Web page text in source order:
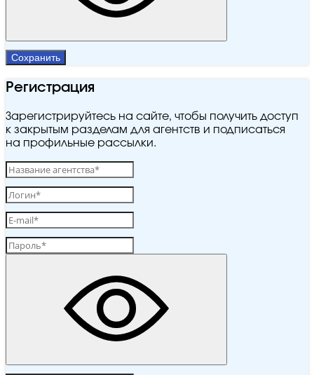
Сохранить
Регистрация
Зарегистрируйтесь на сайте, чтобы получить доступ
к закрытым разделам для агентств и подписаться
на профильные рассылки.